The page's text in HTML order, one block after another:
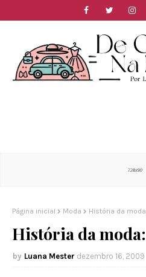
Página inicial Moda História da
História da
Luana Mester dezembro 16, 2009